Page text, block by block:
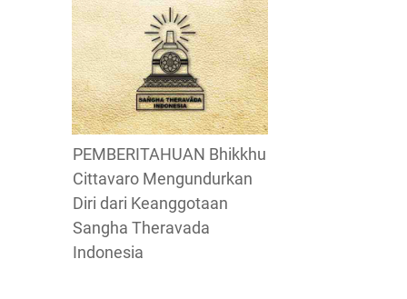
PEMBERITAHUAN Bhikkhu
Cittavaro Mengundurkan
Diri dari Keanggotaan
Sangha Theravada
Indonesia